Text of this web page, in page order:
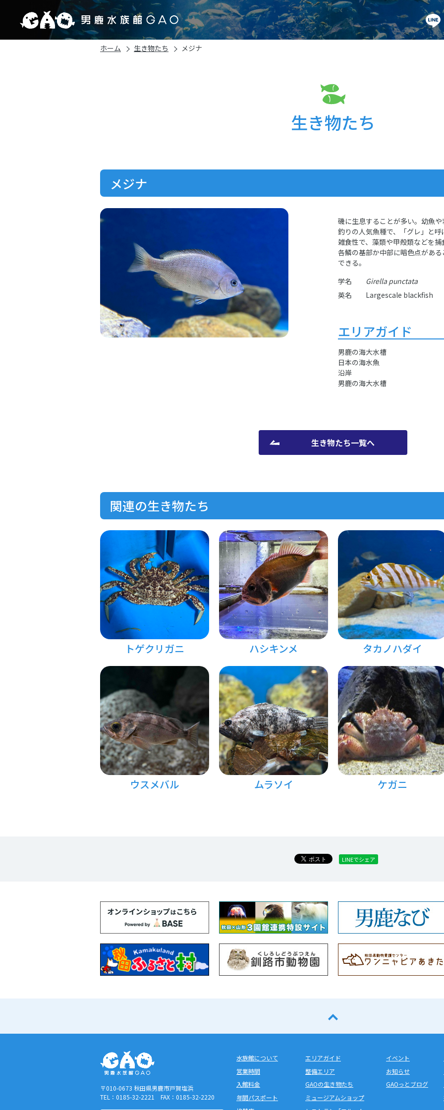
ホーム 生き物たち メジナ
生き物たち
メジナ
磯に生息することが多い。幼魚
釣りの人気魚種で、「グレ」と
雑食性で、藻類や甲殻類などを捕
各鱗の基部か中部に暗色点があ
できる。
学名
Girella punctata
英名
Largescale blackfish
エリアガイド
男鹿の海大水槽
日本の海水魚
沿岸
男鹿の海大水槽
生き物たち一覧へ
関連の生き物たち
トゲクリガニ ハシキンメ タカノハダイ
ウスメバル ムラソイ ケガニ
LINEでシェア
水族館について
営業時間
入館料金
年間パスポート
エリアガイド
整備エリア
GAOの生き物たち
ミュージアムショップ
イベント
お知らせ
GAOっとブログ
〒010-0673 秋田県男鹿市戸賀塩浜
TEL：0185-32-2221 FAX：0185-32-2220